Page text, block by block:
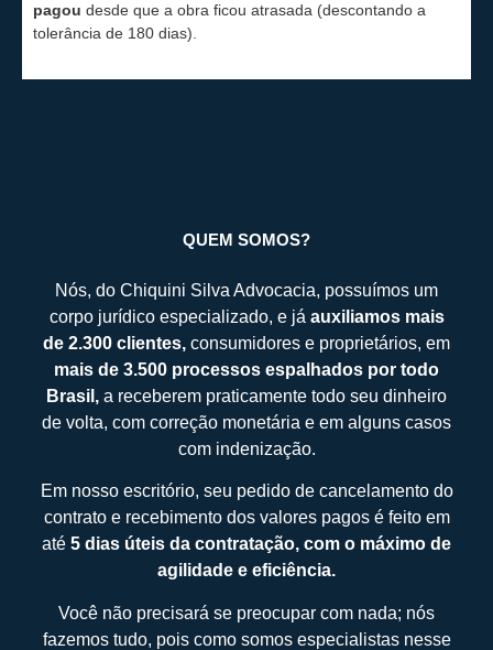
pagou desde que a obra ficou atrasada (descontando a
tolerância de 180 dias).
QUEM SOMOS?
Nós, do Chiquini Silva Advocacia, possuímos um
corpo jurídico especializado, e já auxiliamos mais
de 2.300 clientes, consumidores e proprietários, em
mais de 3.500 processos espalhados por todo
Brasil, a receberem praticamente todo seu dinheiro
de volta, com correção monetária e em alguns casos
com indenização.
Em nosso escritório, seu pedido de cancelamento do
contrato e recebimento dos valores pagos é feito em
até 5 dias úteis da contratação, com o máximo de
agilidade e eficiência.
Você não precisará se preocupar com nada; nós
fazemos tudo, pois como somos especialistas nesse